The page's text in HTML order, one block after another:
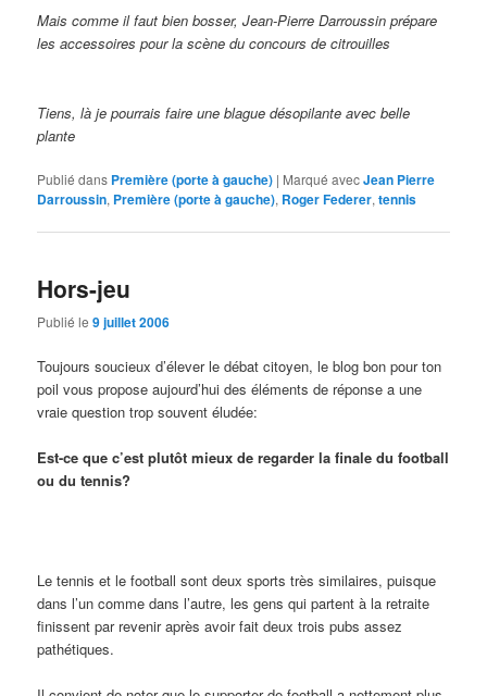
Mais comme il faut bien bosser, Jean-Pierre Darroussin prépare
les accessoires pour la scène du concours de citrouilles
Tiens, là je pourrais faire une blague désopilante avec belle
plante
Publié dans Première (porte à gauche) | Marqué avecJean Pierre
Darroussin, Première (porte à gauche), Roger Federer,tennis
Hors-jeu
Publié le9 juillet 2006
Toujours soucieux d’élever le débat citoyen, le blog bon pour ton
poil vous propose aujourd’hui des éléments de réponse a une
vraie question trop souvent éludée:
Est-ce que c’est plutôt mieux de regarder la finale du football
ou du tennis?
Le tennis et le football sont deux sports très similaires, puisque
dans l’un comme dans l’autre, les gens qui partent à la retraite
finissent par revenir après avoir fait deux trois pubs assez
pathétiques.